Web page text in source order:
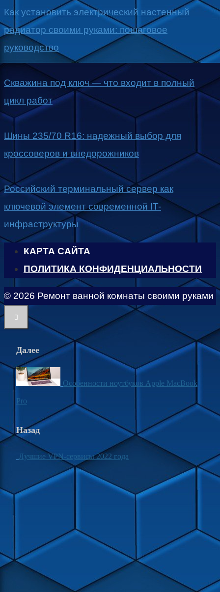
Как установить электрический настенный
радиатор своими руками: пошаговое
руководство
Скважина под ключ — что входит в полный
цикл работ
Шины 235/70 R16: надежный выбор для
кроссоверов и внедорожников
Российский терминальный сервер как
ключевой элемент современной IT-
инфраструктуры
КАРТА САЙТА
ПОЛИТИКА КОНФИДЕНЦИАЛЬНОСТИ
© 2026 Ремонт ванной комнаты своими руками
Далее
Особенности ноутбуков Apple MacBook
Pro
Назад
Лучшие VPN-сервисы 2022 года